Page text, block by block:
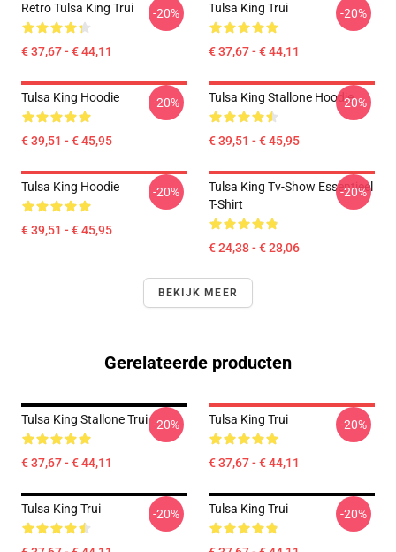
Retro Tulsa King Trui
€ 37,67 - € 44,11
-20% Tulsa King Trui
€ 37,67 - € 44,11
-20%
Tulsa King Hoodie
€ 39,51 - € 45,95
-20% Tulsa King Stallone Hoodie
€ 39,51 - € 45,95
-20%
Tulsa King Hoodie
€ 39,51 - € 45,95
-20%
Tulsa King Tv-Show Essentieel
T-Shirt
€ 24,38 - € 28,06
-20%
BEKIJK MEER
Gerelateerde producten
Tulsa King Stallone Trui
€ 37,67 - € 44,11
-20% Tulsa King Trui
€ 37,67 - € 44,11
-20%
Tulsa King Trui -20% Tulsa King Trui -20%